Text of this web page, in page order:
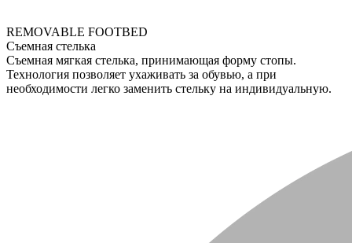
REMOVABLE FOOTBED
Съемная стелька
Съемная мягкая стелька, принимающая форму стопы.
Технология позволяет ухаживать за обувью, а при
необходимости легко заменить стельку на индивидуальную.